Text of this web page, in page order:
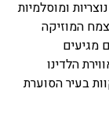
ומוסלמיות
המוזיקה
מגיעים
הלדינו
בעיר הסוערת